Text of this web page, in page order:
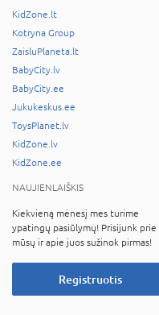
KidZone.lt
Kotryna Group
ZaisluPlaneta.lt
BabyCity.lv
BabyCity.ee
Jukukeskus.ee
ToysPlanet.lv
KidZone.lv
KidZone.ee
NAUJIENLAIŠKIS
Kiekvieną mėnesį mes turime
ypatingų pasiūlymų! Prisijunk prie
mūsų ir apie juos sužinok pirmas!
Registruotis